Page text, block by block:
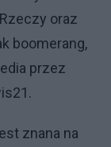
oraz
boomerang,
przez
znana na